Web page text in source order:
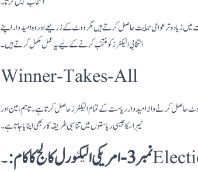
میں زیادہ تر عوامی حمایت حاصل کرتے ہیں مگر ووٹ کے زریعے اور وہ امیدوار اپنے
انتخابی الیکٹرز کو منتخب کرنے کے لیے یہ عمل مکمل کرتے ہیں۔
Winner-Takes-All
کرنے والا امیدوار ریاست کے تمام الیکٹرز حاصل کرتا ہے۔ تاہم، مین اور
نیبراسکا جیسی ریاستوں میں تناسبی طریقہ کار بھی اپنایا جاتا ہے۔
نمبر 3- امریکی الیکٹورل کالج کا کام:
۔ Elections: What Is the Electoral